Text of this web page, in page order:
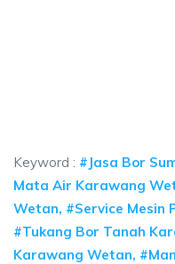
Keyword : #Jasa Bor
Mata Air Karawang
Wetan, #Service Mesin
#Tukang Bor Tanah
Karawang Wetan,